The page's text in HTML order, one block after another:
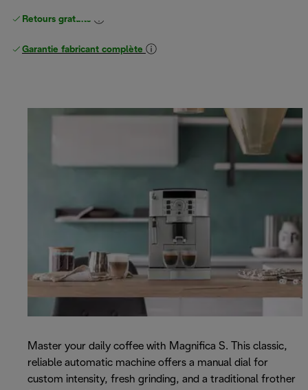
Retours gratuits
Garantie fabricant complète
Master your daily coffee with Magnifica S. This classic,
reliable automatic machine offers a manual dial for
custom intensity, fresh grinding, and a traditional frother